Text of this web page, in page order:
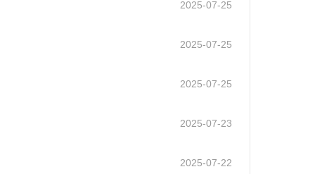
2025-07-25
2025-07-25
2025-07-25
2025-07-23
2025-07-22